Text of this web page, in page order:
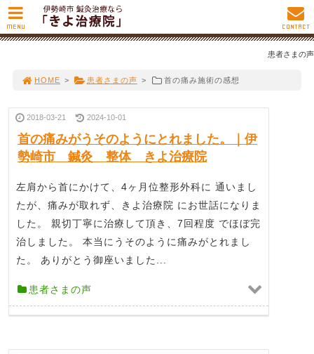
患者さまの声
HOME > 患者さまの声 > 首の痛み施術の感想
2018-03-21 2024-10-01
首の痛みがうそのようにとれました。｜伊
勢崎市 鍼灸 整体 きよ治療院
左肩から首にかけて、4ヶ月位整形外科に 通いまし
たが、痛みが取れず、きよ治療院 にお世話になりま
した。 親切丁寧に治療して頂き、7回程度 でほぼ完
治しました。 本当にうそのように痛みがとれまし
た。 ありがとう御座いました...
患者さまの声
MENU CONTACT